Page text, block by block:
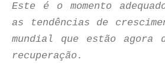
Este é o momento
as tendências de
mundial que estão agora
recuperação.